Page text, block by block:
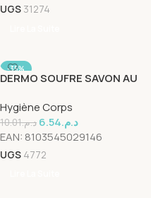
UGS 31274
-35%
SOLD OUT
DERMO SOUFRE SAVON AU
Hygiène Corps
د.م.10.01 د.م.6.54
EAN: 8103545029146
UGS 4772